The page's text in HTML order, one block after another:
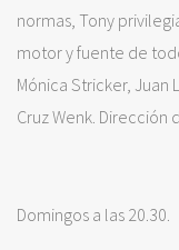
normas, Tony
motor y fuente de
Mónica Stricker, Juan
Cruz Wenk. Dirección
Domingos a las 20.30.